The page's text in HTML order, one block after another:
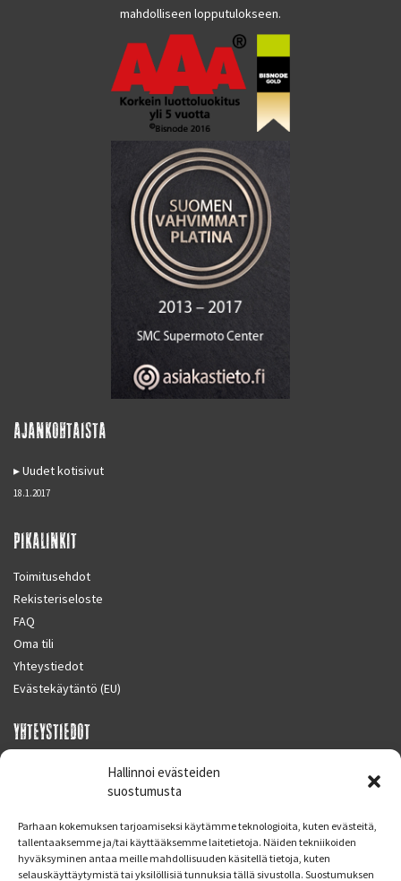
Hallinnoi evästeiden
suostumusta
Parhaan kokemuksen tarjoamiseksi käytämme teknologioita, kuten evästeitä,
tallentaaksemme ja/tai käyttääksemme laitetietoja. Näiden tekniikoiden
hyväksyminen antaa meille mahdollisuuden käsitellä tietoja, kuten
selauskäyttäytymistä tai yksilöllisiä tunnuksia tällä sivustolla. Suostumuksen
mahdolliseen lopputulokseen.
AJANKOHTAISTA
Uudet kotisivut
18.1.2017
PIKALINKIT
Toimitusehdot
Rekisteriseloste
FAQ
Oma tili
Yhteystiedot
Evästekäytäntö (EU)
YHTEYSTIEDOT
SUPERMOTO CENTER
Finland
Puh. 09 221 7088